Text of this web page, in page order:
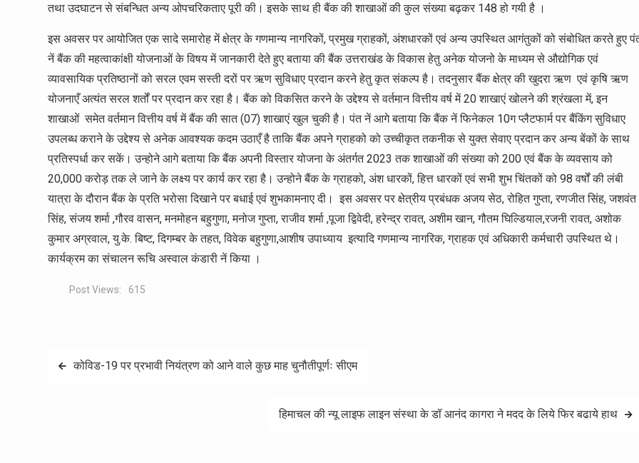
तथा उदघाटन से संबन्धित अन्य ओपचरिकताए पूरी की। इसके साथ ही बैंक की शाखाओं की कुल संख्या बढ़कर 148 हो गयी है ।
इस अवसर पर आयोजित एक सादे समारोह में क्षेत्र के गणमान्य नागरिकों, प्रमुख ग्राहकों, अंशधारकों एवं अन्य उपस्थित आगंतुकों को संबोधित करते हुए
नें बैंक की महत्वाकांक्षी योजनाओं के विषय में जानकारी देते हुए बताया की बैंक उत्तराखंड के विकास हेतु अनेक योजनो के माध्यम से औद्योगिक एवं
व्यावसायिक प्रतिष्ठानों को सरल एवम सस्ती दरों पर ऋण सुविधाए प्रदान करने हेतु कृत संकल्प है। तदनुसार बैंक क्षेत्र की खुदरा ऋण एवं कृषि ऋण
योजनाएँ अत्यंत सरल शर्तों पर प्रदान कर रहा है। बैंक को विकसित करने के उद्देश्य से वर्तमान वित्तीय वर्ष में 20 शाखाएं खोलने की श्रंखला में, इन
शाखाओं समेत वर्तमान वित्तीय वर्ष में बैंक की सात (07) शाखाएं खुल चुकी है। पंत नें आगे बताया कि बैंक नें फिनेकल 10ग प्लैटफार्म पर बैंकिंग सुविधाए
उपलब्ध कराने के उद्देश्य से अनेक आवश्यक कदम उठाएँ है ताकि बैंक अपने ग्राहको को उच्चीकृत तकनीक से युक्त सेवाए प्रदान कर अन्य बेंकों के साथ
प्रतिस्पर्धा कर सकें। उन्होने आगे बताया कि बैंक अपनी विस्तार योजना के अंतर्गत 2023 तक शाखाओं की संख्या को 200 एवं बैंक के व्यवसाय को
20,000 करोड़ तक ले जाने के लक्ष्य पर कार्य कर रहा है। उन्होने बैंक के ग्राहको, अंश धारकों, हित्त धारकों एवं सभी शुभ चिंतकों को 98 वर्षों की लंबी
यात्रा के दौरान बैंक के प्रति भरोसा दिखाने पर बधाई एवं शुभकामनाए दी। इस अवसर पर क्षेत्रीय प्रबंधक अजय सेठ, रोहित गुप्ता, रणजीत सिंह, जशवंत
सिंह, संजय शर्मा ,गौरव वासन, मनमोहन बहुगुणा, मनोज गुप्ता, राजीव शर्मा ,पूजा द्विवेदी, हरेन्द्र रावत, अशीम खान, गौतम घिल्डियाल,रजनी रावत, अशोक
कुमार अग्रवाल, यु.के. बिष्ट, दिगम्बर के तहत, विवेक बहुगुणा,आशीष उपाध्याय इत्यादि गणमान्य नागरिक, ग्राहक एवं अधिकारी कर्मचारी उपस्थित थे।
कार्यक्रम का संचालन रूचि अस्वाल कंडारी नें किया ।
Post Views: 615
Postकोविड-19 पर प्रभावी नियंत्रण को आने वाले कुछ माह चुनौतीपूर्णः सीएम
हिमाचल की न्यू लाइफ लाइन संस्था के डॉ आनंद कागरा ने मदद के लिये फिर बढाये हाथ